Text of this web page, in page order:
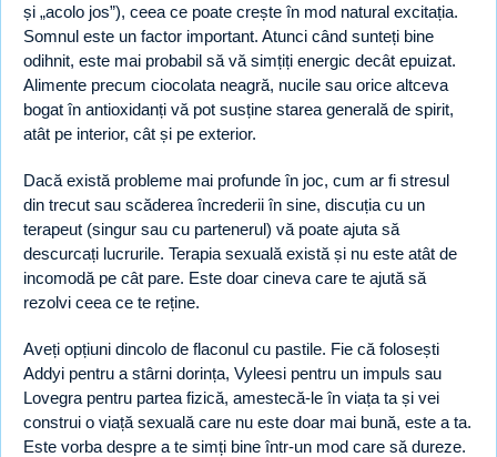
și „acolo jos”), ceea ce poate crește în mod natural excitația.
Somnul este un factor important. Atunci când sunteți bine
odihnit, este mai probabil să vă simțiți energic decât epuizat.
Alimente precum ciocolata neagră, nucile sau orice altceva
bogat în antioxidanți vă pot susține starea generală de spirit,
atât pe interior, cât și pe exterior.
Dacă există probleme mai profunde în joc, cum ar fi stresul
din trecut sau scăderea încrederii în sine, discuția cu un
terapeut (singur sau cu partenerul) vă poate ajuta să
descurcați lucrurile. Terapia sexuală există și nu este atât de
incomodă pe cât pare. Este doar cineva care te ajută să
rezolvi ceea ce te reține.
Aveți opțiuni dincolo de flaconul cu pastile. Fie că folosești
Addyi pentru a stârni dorința, Vyleesi pentru un impuls sau
Lovegra pentru partea fizică, amestecă-le în viața ta și vei
construi o viață sexuală care nu este doar mai bună, este a ta.
Este vorba despre a te simți bine într-un mod care să dureze.